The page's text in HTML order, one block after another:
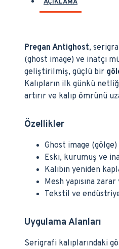
AÇIKLAMA
Pregan Antighost,
(ghost image) ve inatçı
geliştirilmiş, güçlü bir
Kalıpların ilk günkü
artırır ve kalıp ömrünü
Özellikler
Ghost image
Eski, kurumuş ve
Kalıbın yeniden
Mesh yapısına
Tekstil ve
Uygulama Alanları
Serigrafi kalıplarındaki